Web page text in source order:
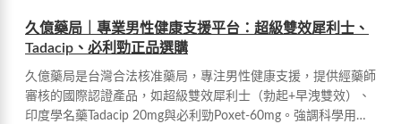
久億藥局｜專業男性健康支援平台：超級雙效犀利士、
Tadacip、必利勁正品選購
久億藥局是台灣合法核准藥局，專注男性健康支援，提供經藥師
審核的國際認證產品，如超級雙效犀利士（勃起+早洩雙效）、
印度學名藥Tadacip 20mg與必利勁Poxet-60mg。強調科學用藥